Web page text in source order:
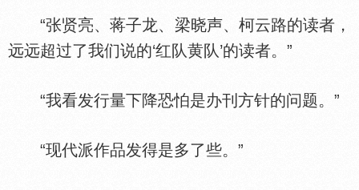
“张贤亮、蒋子龙、梁晓声、柯云路的读者，
远远超过了我们说的‘红队黄队’的读者。”
“我看发行量下降恐怕是办刊方针的问题。”
“现代派作品发得是多了些。”